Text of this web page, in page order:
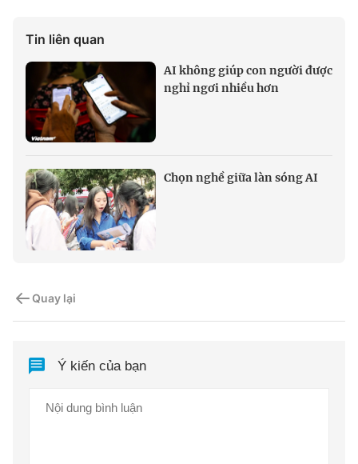
Tin liên quan
AI không giúp con người được
nghỉ ngơi nhiều hơn
Chọn nghề giữa làn sóng AI
Quay lại
Ý kiến của bạn